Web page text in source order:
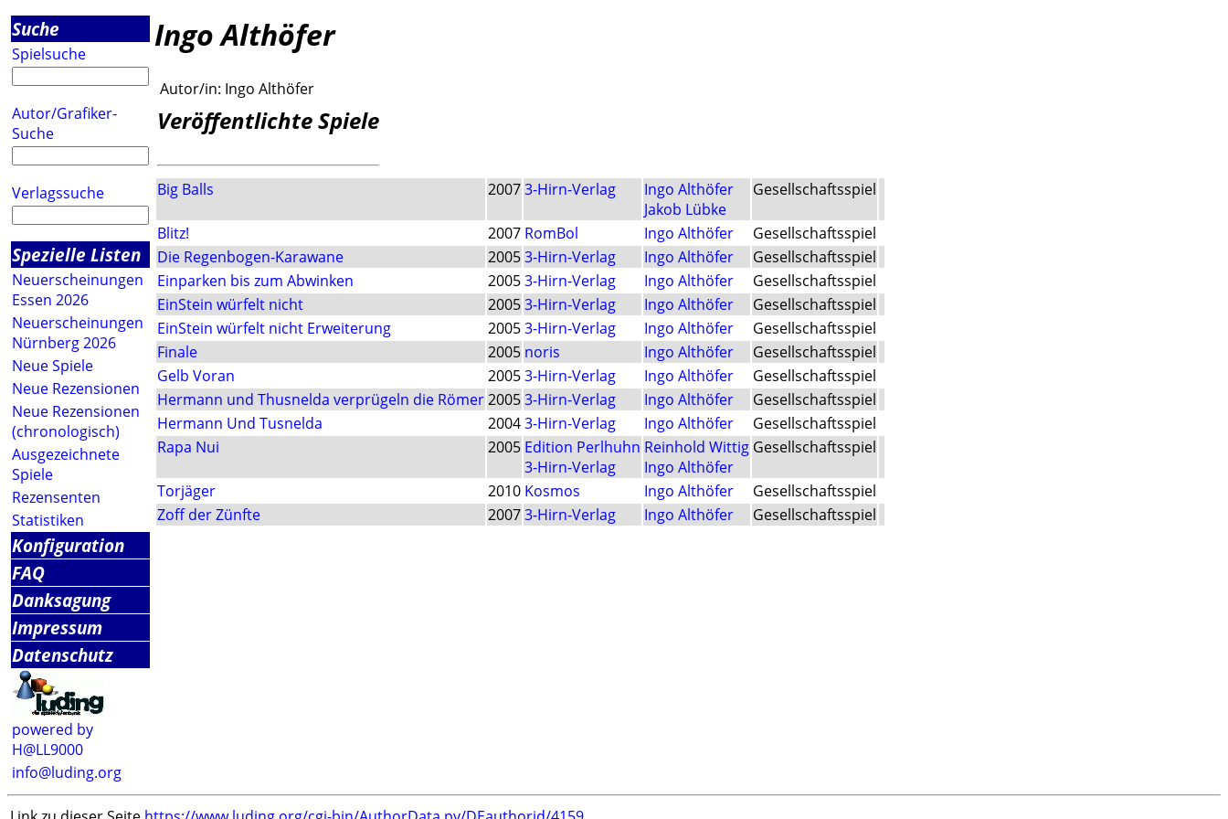
Suche
Spielsuche
Autor/Grafiker-
Suche
Verlagssuche
Spezielle Listen
Neuerscheinungen
Essen 2026
Neuerscheinungen
Nürnberg 2026
Neue Spiele
Neue Rezensionen
Neue Rezensionen
(chronologisch)
Ausgezeichnete
Spiele
Rezensenten
Statistiken
Konfiguration
FAQ
Danksagung
Impressum
Datenschutz
powered by
H@LL9000
info@luding.org
Ingo Althöfer
Autor/in: Ingo Althöfer
Veröffentlichte Spiele
Big Balls 20073-Hirn-Verlag
Ingo Althöfer
Jakob Lübke
Gesellschaftsspiel
Blitz! 2007 RomBol Ingo Althöfer
Gesellschaftsspiel
Die Regenbogen-Karawane
20053-Hirn-Verlag Ingo Althöfer
Gesellschaftsspiel
Einparken bis zum Abwinken
20053-Hirn-Verlag Ingo Althöfer
Gesellschaftsspiel
EinStein würfelt nicht
20053-Hirn-Verlag Ingo Althöfer
Gesellschaftsspiel
EinStein würfelt nicht Erweiterung
20053-Hirn-Verlag Ingo Althöfer
Gesellschaftsspiel
Finale
2005 noris Ingo Althöfer
Gesellschaftsspiel
Gelb Voran
20053-Hirn-Verlag Ingo Althöfer
Gesellschaftsspiel
Hermann und Thusnelda verprügeln die Römer20053-Hirn-Verlag Ingo Althöfer
Gesellschaftsspiel
Hermann Und Tusnelda
20043-Hirn-Verlag Ingo Althöfer
Gesellschaftsspiel
Rapa Nui
2005 Edition Perlhuhn
3-Hirn-Verlag
Reinhold Wittig
Ingo Althöfer
Gesellschaftsspiel
Torjäger 2010 Kosmos Ingo Althöfer
Gesellschaftsspiel
Zoff der Zünfte
20073-Hirn-Verlag Ingo Althöfer Gesellschaftsspiel